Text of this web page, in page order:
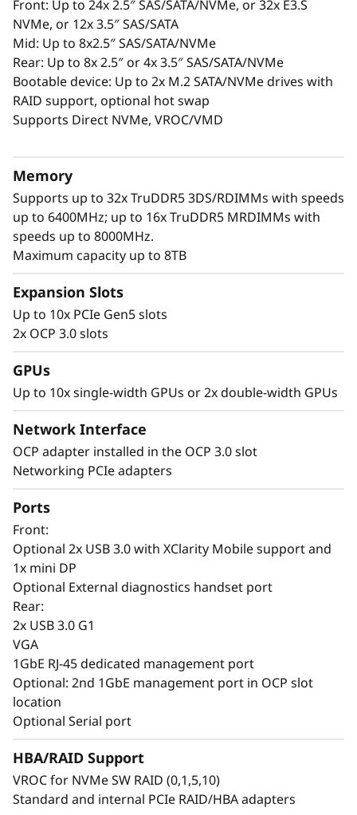
p
a
a
a
a
e
e
m
e
n
Front: Up to 24x 2.5″ SAS/SATA/NVMe, or 32x E3.S
NVMe, or 12x 3.5″ SAS/SATA
Mid: Up to 8x2.5″ SAS/SATA/NVMe
Rear: Up to 8x 2.5″ or 4x 3.5″ SAS/SATA/NVMe
Bootable device: Up to 2x M.2 SATA/NVMe drives with
RAID support, optional hot swap
Supports Direct NVMe, VROC/VMD
Memory
Supports up to 32x TruDDR5 3DS/RDIMMs with speeds
up to 6400MHz; up to 16x TruDDR5 MRDIMMs with
speeds up to 8000MHz.
Maximum capacity up to 8TB
Expansion Slots
Up to 10x PCIe Gen5 slots
2x OCP 3.0 slots
GPUs
Up to 10x single-width GPUs or 2x double-width GPUs
Network Interface
OCP adapter installed in the OCP 3.0 slot
Networking PCIe adapters
Ports
Front:
Optional 2x USB 3.0 with XClarity Mobile support and
1x mini DP
Optional External diagnostics handset port
Rear:
2x USB 3.0 G1
VGA
1GbE RJ-45 dedicated management port
Optional: 2nd 1GbE management port in OCP slot
location
Optional Serial port
HBA/RAID Support
VROC for NVMe SW RAID (0,1,5,10)
Standard and internal PCIe RAID/HBA adapters